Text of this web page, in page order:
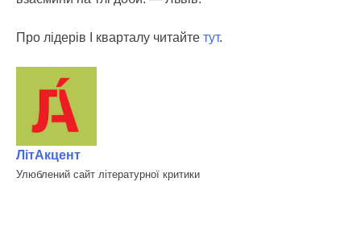
Про лідерів І кварталу читайте тут.
ЛітАкцент
Улюблений сайт літературної критики